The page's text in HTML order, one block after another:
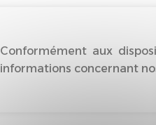
Conformément aux
informations concernant